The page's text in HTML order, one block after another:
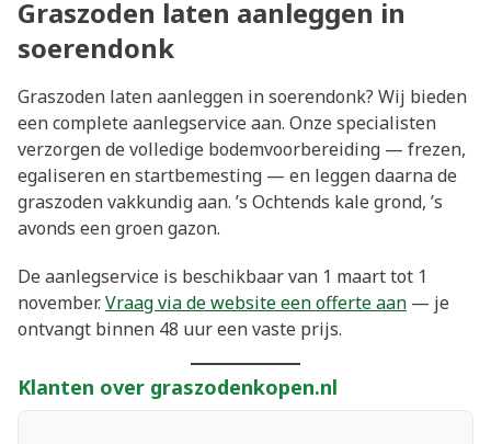
Graszoden laten aanleggen in
soerendonk
Graszoden laten aanleggen in soerendonk? Wij bieden
een complete aanlegservice aan. Onze specialisten
verzorgen de volledige bodemvoorbereiding — frezen,
egaliseren en startbemesting — en leggen daarna de
graszoden vakkundig aan. ’s Ochtends kale grond, ’s
avonds een groen gazon.
De aanlegservice is beschikbaar van 1 maart tot 1
november.Vraag via de website een offerte aan — je
ontvangt binnen 48 uur een vaste prijs.
Klanten over graszodenkopen.nl